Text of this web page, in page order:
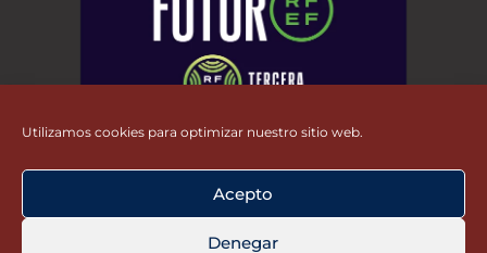
Utilizamos cookies para optimizar nuestro sitio web.
Acepto
Denegar